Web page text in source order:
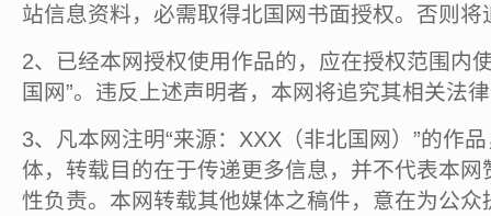
站信息资料，必需取得北国网书面授权。否则将
2、已经本网授权使用作品的，应在授权范围内
国网”。违反上述声明者，本网将追究其相关法
3、凡本网注明“来源：XXX（非北国网）”的作
体，转载目的在于传递更多信息，并不代表本
性负责。本网转载其他媒体之稿件，意在为公